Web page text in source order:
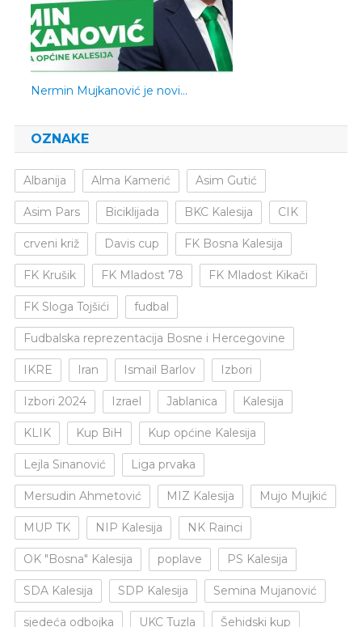
Nermin Mujkanović je novi…
OZNAKE
Albanija Alma Kamerić Asim Gutić
Asim Pars Biciklijada BKC Kalesija CIK
crveni križ Davis cup FK Bosna Kalesija
FK Krušik FK Mladost 78 FK Mladost Kikači
FK Sloga Tojšići fudbal
Fudbalska reprezentacija Bosne i Hercegovine
IKRE Iran Ismail Barlov Izbori
Izbori 2024 Izrael Jablanica Kalesija
KLIK Kup BiH Kup općine Kalesija
Lejla Sinanović Liga prvaka
Mersudin Ahmetović MIZ Kalesija Mujo Mujkić
MUP TK NIP Kalesija NK Rainci
OK "Bosna" Kalesija poplave PS Kalesija
SDA Kalesija SDP Kalesija Semina Mujanović
sjedeća odbojka UKC Tuzla Šehidski kup